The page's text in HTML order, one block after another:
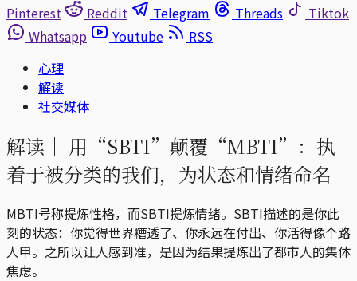
Pinterest
Reddit Telegram Threads
Tiktok
Whatsapp
Youtube
RSS
心理
解读
社交媒体
解读｜ 用“SBTI”颠覆“MBTI”：执
着于被分类的我们，为状态和情绪命名
MBTI号称提炼性格，而SBTI提炼情绪。SBTI描述的是你此
刻的状态：你觉得世界糟透了、你永远在付出、你活得像个路
人甲。之所以让人感到准，是因为结果提炼出了都市人的集体
焦虑。